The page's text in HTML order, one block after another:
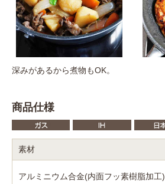
深みがあるから煮物もOK。
商品仕様
素材
アルミニウム合金(内面フッ素樹脂加工)